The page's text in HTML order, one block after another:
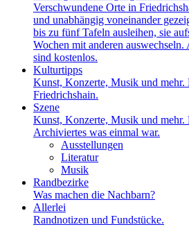
Verschwundene Orte in
und unabhängig voneinander
bis zu fünf Tafeln ausleihen, sie
Wochen mit anderen
sind kostenlos.
Kulturtipps
Kunst, Konzerte, Musik und mehr.
Friedrichshain.
Szene
Kunst, Konzerte, Musik und mehr.
Archiviertes was einmal war.
Ausstellungen
Literatur
Musik
Randbezirke
Was machen die Nachbarn?
Allerlei
Randnotizen und Fundstücke.